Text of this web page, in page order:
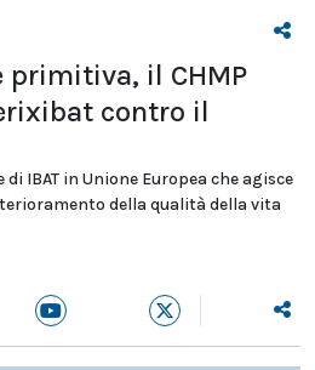
il CHMP
contro il
IBAT in Unione Europea che agisce
della qualità della vita